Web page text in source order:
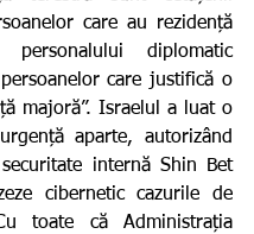
care au rezidență
diplomatic
care justifică o
majoră”. Israelul a luat o
aparte, autorizând
internă Shin Bet
cibernetic cazurile de
toate că Administrația